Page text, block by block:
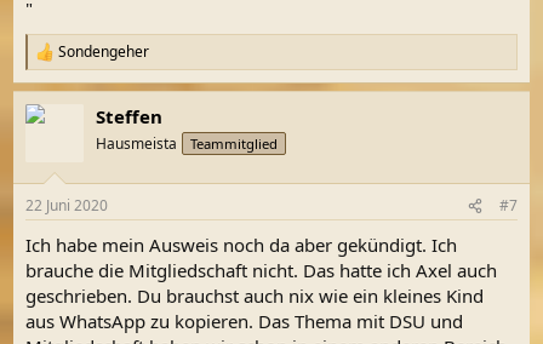
"
R
e
a
k
e
:
Sondengeher
Steffen
Hausmeista Teammitglied
22 Juni 2020 #7
Ich habe mein Ausweis noch da aber gekündigt. Ich
brauche die Mitgliedschaft nicht. Das hatte ich Axel auch
geschrieben. Du brauchst auch nix wie ein kleines Kind
aus WhatsApp zu kopieren. Das Thema mit DSU und